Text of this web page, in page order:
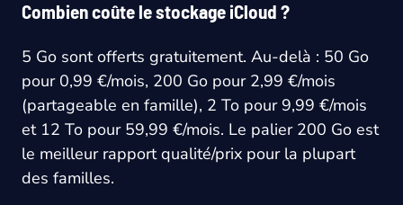
Combien coûte le stockage iCloud ?
5 Go sont offerts gratuitement. Au-delà : 50 Go
pour 0,99 €/mois, 200 Go pour 2,99 €/mois
(partageable en famille), 2 To pour 9,99 €/mois
et 12 To pour 59,99 €/mois. Le palier 200 Go est
le meilleur rapport qualité/prix pour la plupart
des familles.